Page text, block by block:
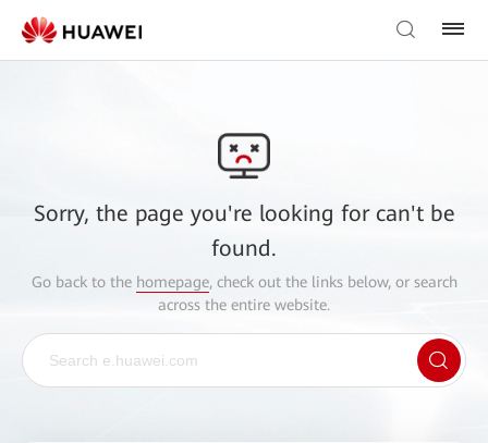
Sorry, the page you're looking for can't be
found.
Go back to the homepage, check out the links below, or search
across the entire website.